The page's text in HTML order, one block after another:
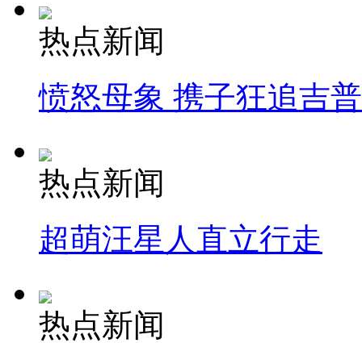
热点新闻
愤怒母象 携子狂追吉
热点新闻
超萌汪星人直立行走
热点新闻